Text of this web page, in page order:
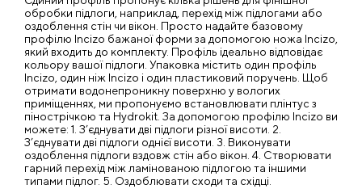
обробки підлоги, наприклад, перехід між підлогами або
оздоблення стін чи вікон. Просто надайте базовому
профілю Incizo бажаної форми за допомогою ножа Incizo,
який входить до комплекту. Профіль ідеально відповідає
кольору вашої підлоги. Упаковка містить один профіль
Incizo, один ніж Incizo і один пластиковий поручень. Щоб
отримати водонепроникну поверхню у вологих
приміщеннях, ми пропонуємо встановлювати плінтус з
пінострічкою та Hydrokit. За допомогою профілю Incizo ви
можете: 1. З’єднувати дві підлоги різної висоти. 2.
З’єднувати дві підлоги однієї висоти. 3. Виконувати
оздоблення підлоги вздовж стін або вікон. 4. Створювати
гарний перехід між ламінованою підлогою та іншими
типами підлог. 5. Оздоблювати сходи та східці.